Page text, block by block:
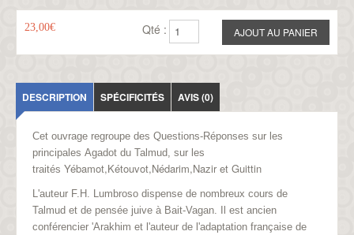
23,00€ Qté :
DESCRIPTION SPÉCIFICITÉS AVIS (0)
Cet ouvrage regroupe des Questions-Réponses sur les
principales Agadot du Talmud, sur les
traités Yébamot,Kétouvot,Nédarim,Nazir et Guittin
L'auteur F.H. Lumbroso dispense de nombreux cours de
Talmud et de pensée juive à Bait-Vagan. Il est ancien
conférencier 'Arakhim et l'auteur de l'adaptation française de